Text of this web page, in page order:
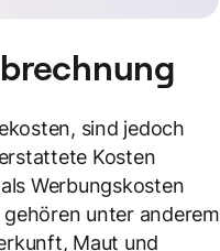
sind jedoch
Kosten
Werbungskosten
unter anderem
Maut und